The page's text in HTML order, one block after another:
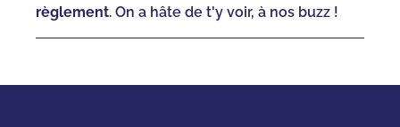
règlement. On a hâte de t'y voir, à nos buzz !